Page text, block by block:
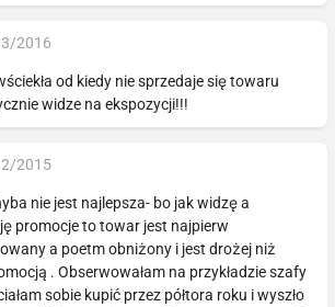
2016
od kiedy nie sprzedaje się towaru
widze na ekspozycji!!!
2015
nie jest najlepsza- bo jak widzę a
promocje to towar jest najpierw
a poetm obniżony i jest drożej niż
. Obserwowałam na przykładzie szafy
sobie kupić przez półtora roku i wyszło